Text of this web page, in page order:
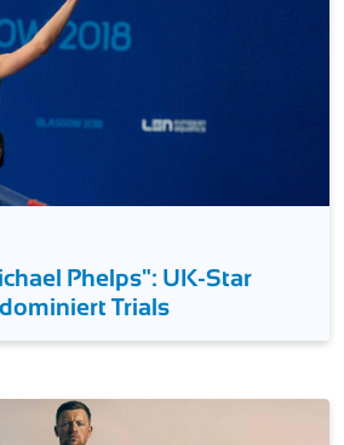
Phelps": UK-Star
Trials